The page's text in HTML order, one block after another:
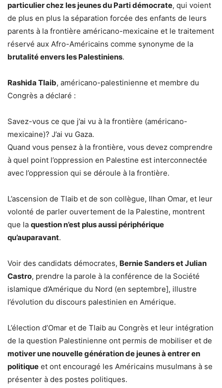
particulier chez les jeunes du Parti démocrate, qui voient
de plus en plus la séparation forcée des enfants de leurs
parents à la frontière américano-mexicaine et le traitement
réservé aux Afro-Américains comme synonyme de la
brutalité envers les Palestiniens.
Rashida Tlaib, américano-palestinienne et membre du
Congrès a déclaré :
Savez-vous ce que j’ai vu à la frontière (américano-
mexicaine)? J’ai vu Gaza.
Quand vous pensez à la frontière, vous devez comprendre
à quel point l’oppression en Palestine est interconnectée
avec l’oppression qui se déroule à la frontière.
L’ascension de Tlaib et de son collègue, Ilhan Omar, et leur
volonté de parler ouvertement de la Palestine, montrent
que la question n’est plus aussi périphérique
qu’auparavant.
Voir des candidats démocrates, Bernie Sanders et Julian
Castro, prendre la parole à la conférence de la Société
islamique d’Amérique du Nord (en septembre], illustre
l’évolution du discours palestinien en Amérique.
L’élection d’Omar et de Tlaib au Congrès et leur intégration
de la question Palestinienne ont permis de mobiliser et de
motiver une nouvelle génération de jeunes à entrer en
politique et ont encouragé les Américains musulmans à se
présenter à des postes politiques.